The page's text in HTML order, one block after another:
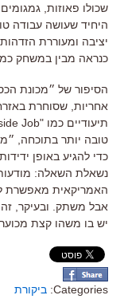
שכולו פאוזות,
היחיד שעושה עבודה
יציבה ומעוררת
כנראה מבין במשחק
הסיפור של ״מכונת
אחריות, שסוחרת
טובה יותר בתוכחה,
כדי להגיע באופן
נשאלת השאלה:
האמריקאית מאפשרת
אבל משתק. ובעיקר, זה
יש בו משהו קצת מכוער.
Categories: ביקורת